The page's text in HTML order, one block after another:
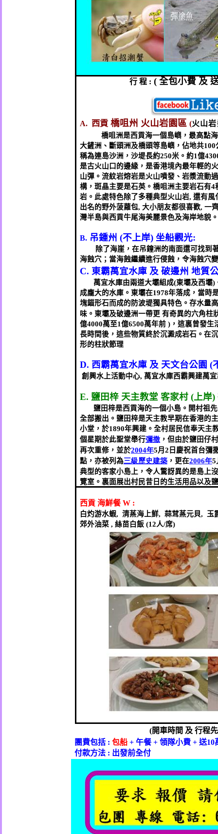
行 程 : (全包小費 及
A. 西貢 橋咀州 火山岩園區 (火山
橋咀洲是西貢海一個島嶼，最高點
大鏟洲、斷頭洲及橋頭等島嶼，佔地共100
稱為連島沙洲，沙堤長約250米。約1億
是古火山口的邊緣，是香港境內最年輕的
山彈。流紋岩熔岩是火山噴發、岩漿流動
構，斑晶主要是石英。橋咀洲主要岩石有4
岩。此處特色除了多種典型火山岩, 還有風
出名的野外菠蘿包, 大小朋友都很喜歡, 一
灣半島與西貢牛尾海美麗景色及海岸地貌
B. 吊鍾州 (不上岸) 坐船觀光:
除了海崖，在吊鐘洲的南面還可找到
海蝕穴；當海蝕繼續進行侵蝕，令海蝕穴
C. 東霸萬宜水庫 及 破邊州 地質
萬宜水庫由兩道大壩組成(東壩及西壩)
成龐大的水庫。東壩在1978年落成，當時
塊錨形石而成的防波堤獨具特色。存水量
味。東壩及破邊洲一帶更 有奇異的六角
億4000萬至1億6500萬年前)，這裏曾發生
長時間後，這些物質終於沉澱成岩石。在
形的柱狀節理
D. 西霸萬宜水庫 及 天文台公園 (
創興水上活動中心, 萬宜水庫西霸興建萬
E. 鹽田梓 天主教堂 客家村(上岸)
鹽田梓是西貢海的一個小島。開村祖
全部搬出。鹽田梓是天主教早期在香港的
小堂，於1890年興建。全村居民信奉天主
個星期於此聖堂舉行彌撒，但由於鹽田仔
再次重修，並於2004年5月 2 日慶祝首台彌
點，亦被列為三級歷史建築，更在2006年5
典型的客家小島上，令人驚訝異的是島上
覽室。裏面展出村民昔日的生活用品以及
西貢 海鮮餐W :
白灼游水蝦, 清蒸海上鮮, 蒜茸蒸元貝,
玉
郊外油菜 , 絲苗白飯 (12人/席)
(開車時間 及 行程
團費包括 :包船 +午餐+領隊小費 +送10
付款方法 : 出發前全付